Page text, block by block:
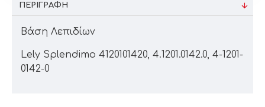
ΠΕΡΙΓΡΑΦΉ
Βάση Λεπιδίων
Lely Splendimo 4120101420, 4.1201.0142.0, 4-1201-
0142-0